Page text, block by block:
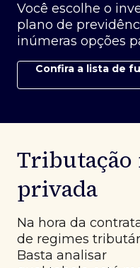
Você escolhe o
plano de
inúmeras opções
Confira a lista de
privada
Na hora da
de regimes
Basta analisar